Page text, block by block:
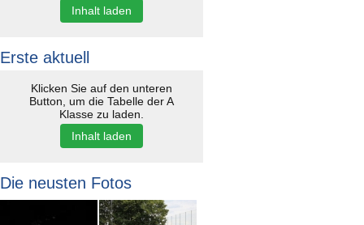
Inhalt laden
Erste aktuell
Klicken Sie auf den unteren
Button, um die Tabelle der A
Klasse zu laden.
Inhalt laden
Die neusten Fotos